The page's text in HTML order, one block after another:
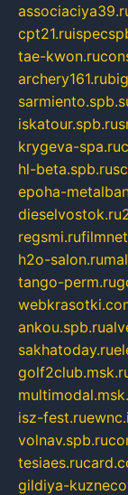
cpt21.ru
tae-kwon.ru
archery161.ru
iskatour.spb.ru
krygeva-spa.ru
hl-beta.spb.ru
epoha-
dieselvostok.ru
regsmi.ru
h2o-salon.ru
tango-perm.ru
ankou.spb.ru
sakhatoday.ru
isz-fest.ru
volnav.spb.ru
tesiaes.ru
gildiya-